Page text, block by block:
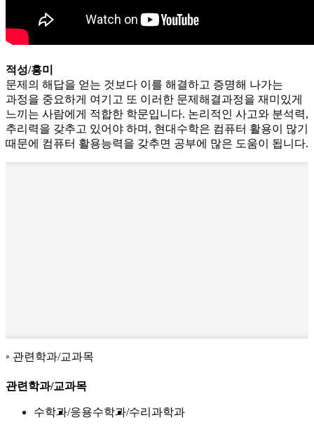
적성/흥미
문제의 해답을 얻는 것보다 이를 해결하고 증명해 나가는
과정을 중요하게 여기고 또 이러한 문제해결과정을 재미있게
느끼는 사람에게 적합한 학문입니다. 논리적인 사고와 분석력,
추리력을 갖추고 있어야 하며, 현대수학은 컴퓨터 활용이 많기
때문에 컴퓨터 활용능력을 갖추면 공부에 많은 도움이 됩니다.
관련학과/교과목
관련학과/교과목
수학과 응용수학과 수리과학과